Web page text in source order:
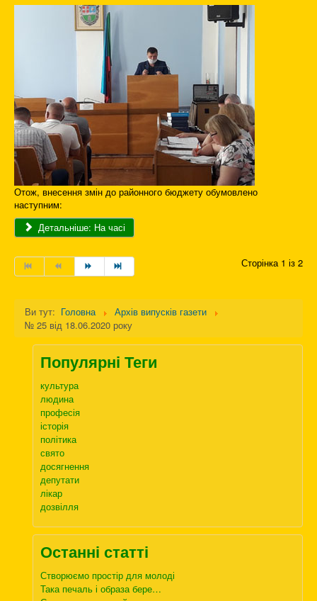
Отож, внесення змін до районного бюджету обумовлено
наступним:
Детальніше: На часі
Сторінка 1 із 2
Ви тут: Головна
Архів випусків газети
№ 25 від 18.06.2020 року
Популярні Теги
культура
людина
професія
історія
політика
свято
досягнення
депутати
лікар
дозвілля
Останні статті
Створюємо простір для молоді
Така печаль і образа бере…